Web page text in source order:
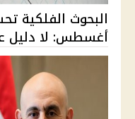
أغسطس: لا دليل